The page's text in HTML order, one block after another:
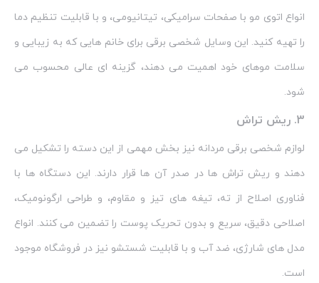
انواع اتوی مو با صفحات سرامیکی، تیتانیومی، و با قابلیت تنظیم دما
را تهیه کنید. این وسایل شخصی برقی برای خانم‌ هایی که به زیبایی و
سلامت موهای خود اهمیت می‌ دهند، گزینه‌ ای عالی محسوب می‌
شود.
3. ریش تراش
لوازم شخصی برقی مردانه نیز بخش مهمی از این دسته را تشکیل می‌
دهند و ریش‌ تراش‌ ها در صدر آن‌ ها قرار دارند. این دستگاه‌ ها با
فناوری اصلاح از ته، تیغه‌ های تیز و مقاوم، و طراحی ارگونومیک،
اصلاحی دقیق، سریع و بدون تحریک پوست را تضمین می‌ کنند. انواع
مدل‌ های شارژی، ضد آب و با قابلیت شستشو نیز در فروشگاه موجود
است.